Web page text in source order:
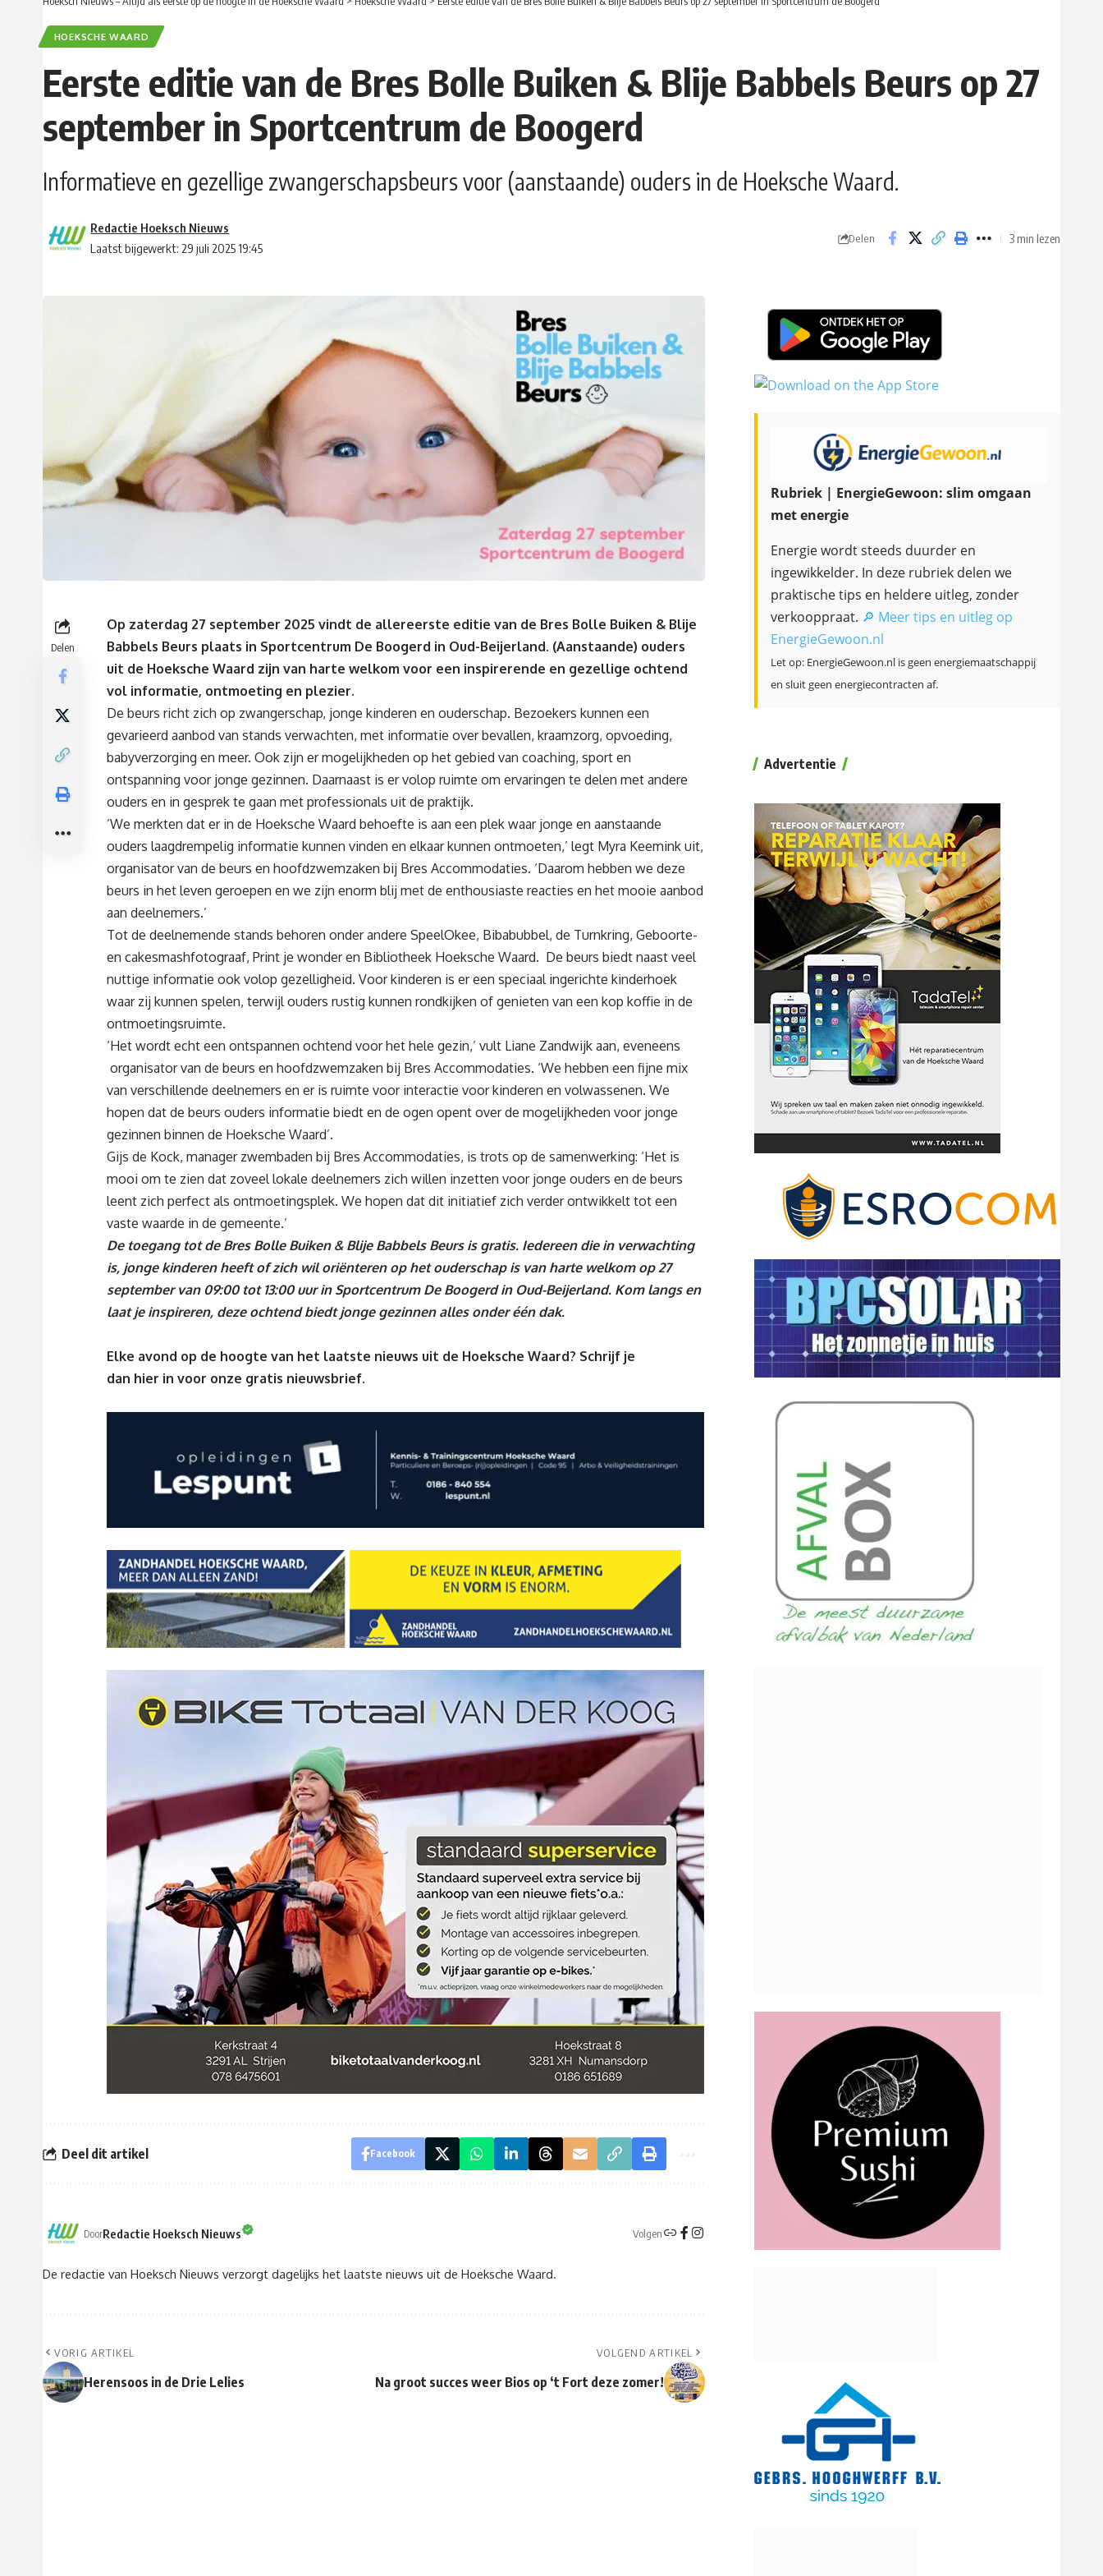
HOEKSCHE WAARD
Eerste editie van de Bres Bolle Buiken & Blije Babbels Beurs op 27
september in Sportcentrum de Boogerd
Informatieve en gezellige zwangerschapsbeurs voor (aanstaande) ouders in de Hoeksche Waard.
Laatst bijgewerkt: 29 juli 2025 19:45
Redactie Hoeksch Nieuws
Delen 3 min lezen
Delen
Op zaterdag 27 september 2025 vindt de allereerste editie van de Bres Bolle Buiken & Blije
Babbels Beurs plaats in Sportcentrum De Boogerd in Oud-Beijerland. (Aanstaande) ouders
uit de Hoeksche Waard zijn van harte welkom voor een inspirerende en gezellige ochtend
vol informatie, ontmoeting en plezier.
De beurs richt zich op zwangerschap, jonge kinderen en ouderschap. Bezoekers kunnen een
gevarieerd aanbod van stands verwachten, met informatie over bevallen, kraamzorg, opvoeding,
babyverzorging en meer. Ook zijn er mogelijkheden op het gebied van coaching, sport en
ontspanning voor jonge gezinnen. Daarnaast is er volop ruimte om ervaringen te delen met andere
ouders en in gesprek te gaan met professionals uit de praktijk.
‘We merkten dat er in de Hoeksche Waard behoefte is aan een plek waar jonge en aanstaande
ouders laagdrempelig informatie kunnen vinden en elkaar kunnen ontmoeten,’ legt Myra Keemink uit,
organisator van de beurs en hoofdzwemzaken bij Bres Accommodaties. ‘Daarom hebben we deze
beurs in het leven geroepen en we zijn enorm blij met de enthousiaste reacties en het mooie aanbod
aan deelnemers.’
Tot de deelnemende stands behoren onder andere SpeelOkee, Bibabubbel, de Turnkring, Geboorte-
en cakesmashfotograaf, Print je wonder en Bibliotheek Hoeksche Waard. De beurs biedt naast veel
nuttige informatie ook volop gezelligheid. Voor kinderen is er een speciaal ingerichte kinderhoek
waar zij kunnen spelen, terwijl ouders rustig kunnen rondkijken of genieten van een kop koffie in de
ontmoetingsruimte.
‘Het wordt echt een ontspannen ochtend voor het hele gezin,’ vult Liane Zandwijk aan, eveneens
organisator van de beurs en hoofdzwemzaken bij Bres Accommodaties. ‘We hebben een fijne mix
van verschillende deelnemers en er is ruimte voor interactie voor kinderen en volwassenen. We
hopen dat de beurs ouders informatie biedt en de ogen opent over de mogelijkheden voor jonge
gezinnen binnen de Hoeksche Waard’.
Gijs de Kock, manager zwembaden bij Bres Accommodaties, is trots op de samenwerking: ‘Het is
mooi om te zien dat zoveel lokale deelnemers zich willen inzetten voor jonge ouders en de beurs
leent zich perfect als ontmoetingsplek. We hopen dat dit initiatief zich verder ontwikkelt tot een
vaste waarde in de gemeente.’
De toegang tot de Bres Bolle Buiken & Blije Babbels Beurs is gratis. Iedereen die in verwachting
is, jonge kinderen heeft of zich wil oriënteren op het ouderschap is van harte welkom op 27
september van 09:00 tot 13:00 uur in Sportcentrum De Boogerd in Oud-Beijerland. Kom langs en
laat je inspireren, deze ochtend biedt jonge gezinnen alles onder één dak.
Elke avond op de hoogte van het laatste nieuws uit de Hoeksche Waard? Schrijf je
dan hier in voor onze gratis nieuwsbrief.
Deel dit artikel Facebook
DoorRedactie Hoeksch Nieuws Volgen
De redactie van Hoeksch Nieuws verzorgt dagelijks het laatste nieuws uit de Hoeksche Waard.
VORIG ARTIKEL
Herensoos in de Drie Lelies
VOLGEND ARTIKEL
Na groot succes weer Bios op ‘t Fort deze zomer!
Rubriek | EnergieGewoon: slim omgaan
met energie
Energie wordt steeds duurder en
ingewikkelder. In deze rubriek delen we
praktische tips en heldere uitleg, zonder
verkooppraat. 🔎 Meer tips en uitleg op
EnergieGewoon.nl
Let op: EnergieGewoon.nl is geen energiemaatschappij
en sluit geen energiecontracten af.
Advertentie